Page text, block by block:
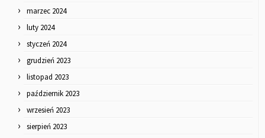
marzec 2024
luty 2024
styczeń 2024
grudzień 2023
listopad 2023
październik 2023
wrzesień 2023
sierpień 2023